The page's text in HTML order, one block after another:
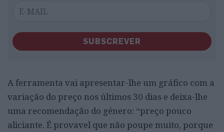
SUBSCREVER
A ferramenta vai apresentar-lhe um gráfico com a
variação do preço nos últimos 30 dias e deixa-lhe
uma recomendação do género: “preço pouco
aliciante. É provavel que não poupe muito, porque